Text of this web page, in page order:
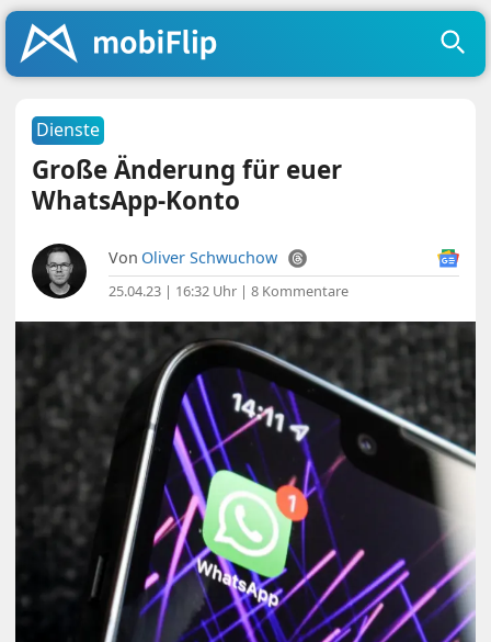
Dienste
Große Änderung für euer
WhatsApp-Konto
Von Oliver Schwuchow
25.04.23 | 16:32 Uhr |8 Kommentare